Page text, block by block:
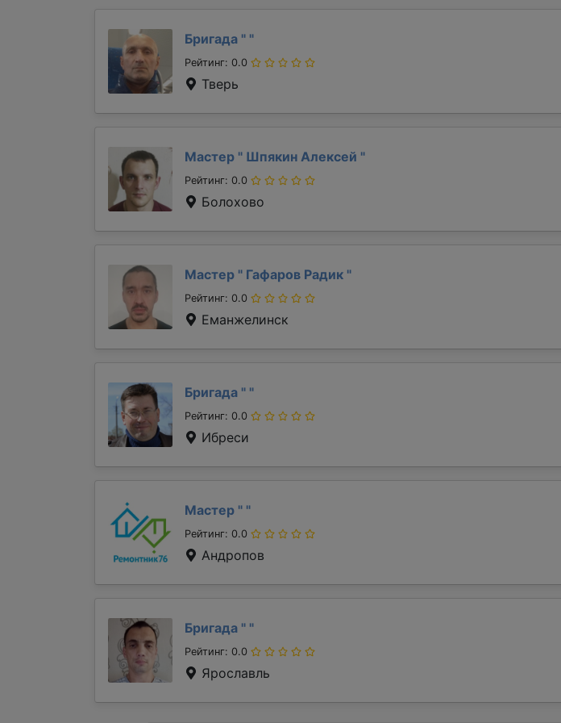
Бригада " "
Рейтинг: 0.0
Тверь
Мастер " Шпякин Алексей "
Рейтинг: 0.0
Болохово
Мастер " Гафаров Радик "
Рейтинг: 0.0
Еманжелинск
Бригада " "
Рейтинг: 0.0
Ибреси
Мастер " "
Рейтинг: 0.0
Андропов
Бригада " "
Рейтинг: 0.0
Ярославль